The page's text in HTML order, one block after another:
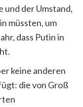
und der Umstand,
müssten, um
dass Putin in
keine anderen
die von Groß